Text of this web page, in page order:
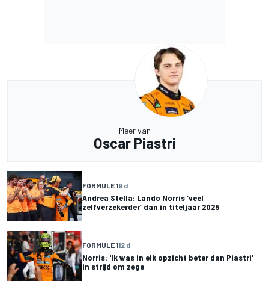
Meer van
Oscar Piastri
FORMULE 19 d
Andrea Stella: Lando Norris ‘veel
zelfverzekerder’ dan in titeljaar 2025
FORMULE 112 d
Norris: 'Ik was in elk opzicht beter dan Piastri'
in strijd om zege